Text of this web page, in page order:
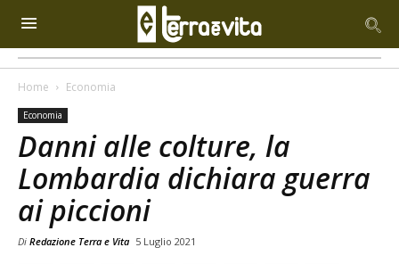
Home Economia
Economia
Danni alle colture, la
Lombardia dichiara guerra
ai piccioni
Di Redazione Terra e Vita 5 Luglio 2021